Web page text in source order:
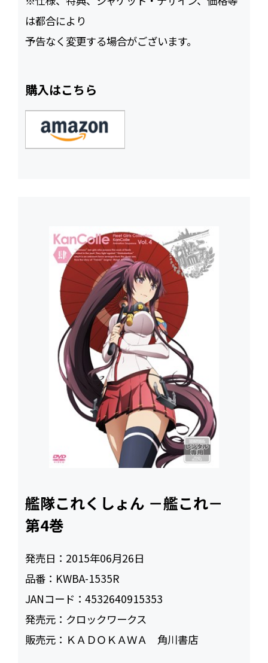
は都合により
予告なく変更する場合がございます。
購入はこちら
艦隊これくしょん －艦これ－
第4巻
発売日： 2015年06月26日
品番： KWBA-1535R
JANコード：4532640915353
発売元： クロックワークス
販売元： ＫＡＤＯＫＡＷＡ 角川書店